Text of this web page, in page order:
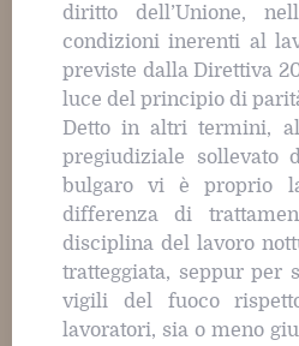
diritto dell’Unione,
condizioni inerenti al
previste dalla Direttiva
luce del principio di
Detto in altri termini,
pregiudiziale sollevato
bulgaro vi è proprio
differenza di
disciplina del lavoro
tratteggiata, seppur per
vigili del fuoco
lavoratori, sia o meno